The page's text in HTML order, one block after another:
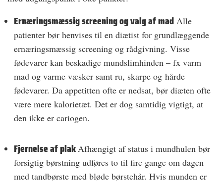
Ernæringsmæssig screening og valg af madAlle
patienter bør henvises til en diætist for grundlæggende
ernæringsmæssig screening og rådgivning. Visse
fødevarer kan beskadige mundslimhinden – fx varm
mad og varme væsker samt ru, skarpe og hårde
fødevarer. Da appetitten ofte er nedsat, bør diæten ofte
være mere kalorietæt. Det er dog samtidig vigtigt, at
den ikke er cariogen.
Fjernelse af plakAfhængigt af status i mundhulen bør
forsigtig børstning udføres to til fire gange om dagen
med tandbørste med bløde børstehår. Hvis munden er